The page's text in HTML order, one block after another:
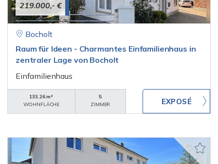
219.000,- €
Bocholt
Raum für Ideen - Charmantes Einfamilienhaus in
zentraler Lage von Bocholt
Einfamilienhaus
133,26 m²
WOHNFLÄCHE
5
ZIMMER